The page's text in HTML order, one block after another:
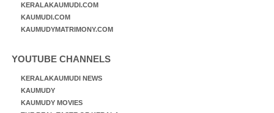
KERALAKAUMUDI.COM
KAUMUDI.COM
KAUMUDYMATRIMONY.COM
YOUTUBE CHANNELS
KERALAKAUMUDI NEWS
KAUMUDY
KAUMUDY MOVIES